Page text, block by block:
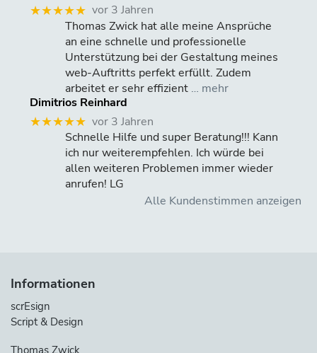
★★★★★ vor 3 Jahren
Thomas Zwick hat alle meine Ansprüche
an eine schnelle und professionelle
Unterstützung bei der Gestaltung meines
web-Auftritts perfekt erfüllt. Zudem
arbeitet er sehr effizient … mehr
Dimitrios Reinhard
★★★★★ vor 3 Jahren
Schnelle Hilfe und super Beratung!!! Kann
ich nur weiterempfehlen. Ich würde bei
allen weiteren Problemen immer wieder
anrufen! LG
Alle Kundenstimmen anzeigen
Informationen
scrEsign
Script & Design
Thomas Zwick